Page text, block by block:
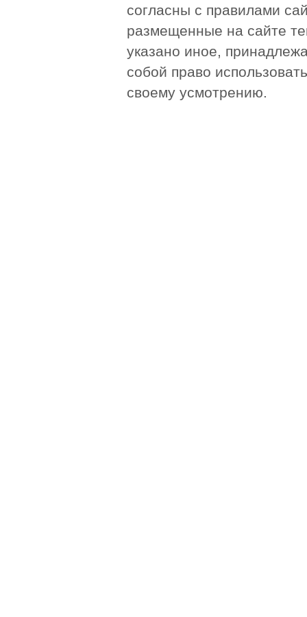
согласны с правилами
размещенные на сайте
указано иное,
собой право
своему усмотрению.